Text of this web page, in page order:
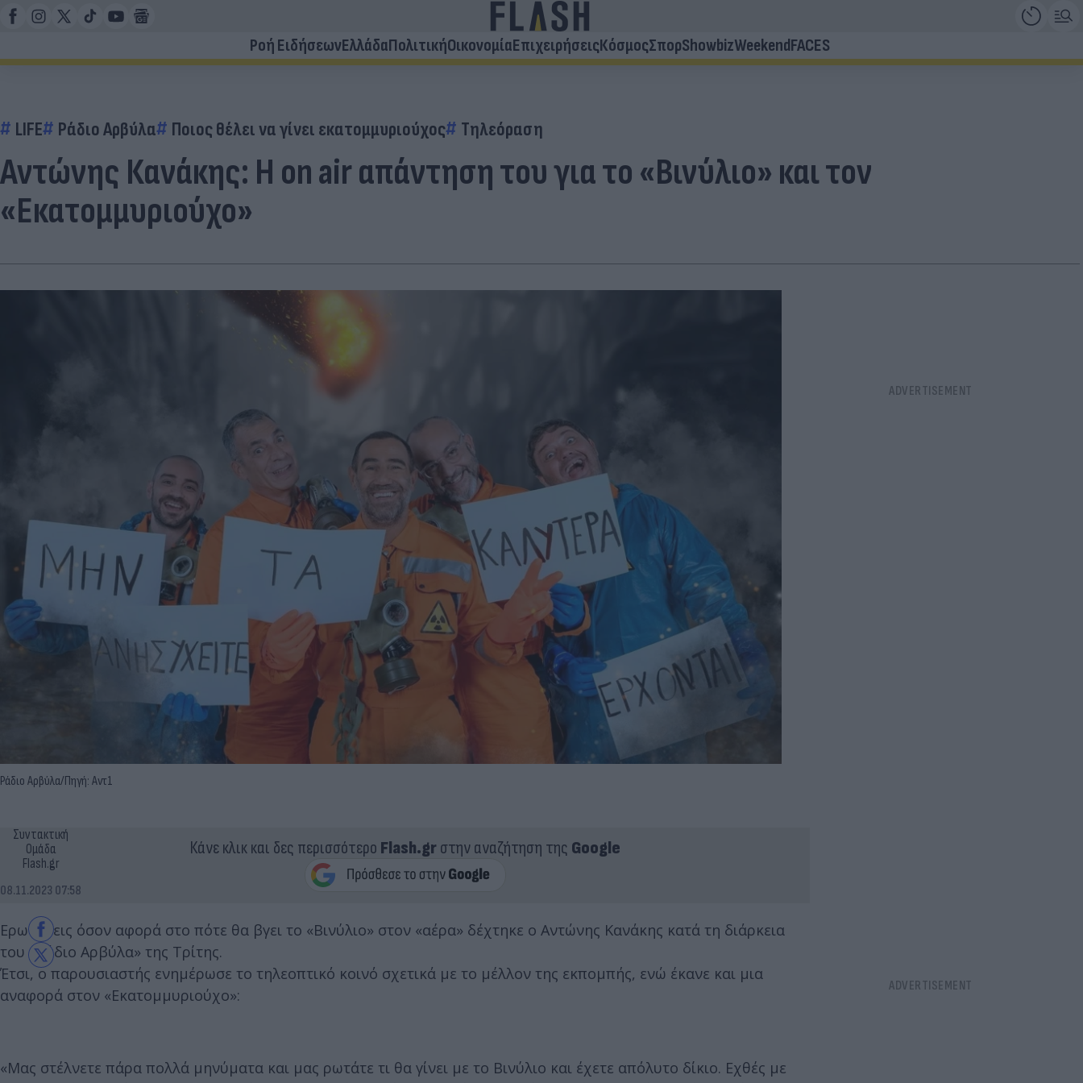
Ροή ΕιδήσεωνΕλλάδαΠολιτικήΟικονομίαΕπιχειρήσειςΚόσμοςΣπορShowbizWeekendFACES
LIFE Ράδιο Αρβύλα Ποιος θέλει να γίνει εκατομμυριούχος Τηλεόραση
Αντώνης Κανάκης: Η on air απάντηση του για το «Βινύλιο» και τον
«Εκατομμυριούχο»
Ράδιο Αρβύλα/Πηγή: Αντ1
Συντακτική
Ομάδα
Flash.gr
08.11.2023 07:58
Κάνε κλικ και δες περισσότερο Flash.grστην αναζήτηση της Google
Ερωτήσεις όσον αφορά στο πότε θα βγει το «Βινύλιο» στον «αέρα» δέχτηκε ο Αντώνης Κανάκης κατά τη διάρκεια
του «Ράδιο Αρβύλα» της Τρίτης.
Έτσι, ο παρουσιαστής ενημέρωσε το τηλεοπτικό κοινό σχετικά με το μέλλον της εκπομπής, ενώ έκανε και μια
αναφορά στον «Εκατομμυριούχο»:
«Μας στέλνετε πάρα πολλά μηνύματα και μας ρωτάτε τι θα γίνει με το Βινύλιο και έχετε απόλυτο δίκιο. Εχθές με